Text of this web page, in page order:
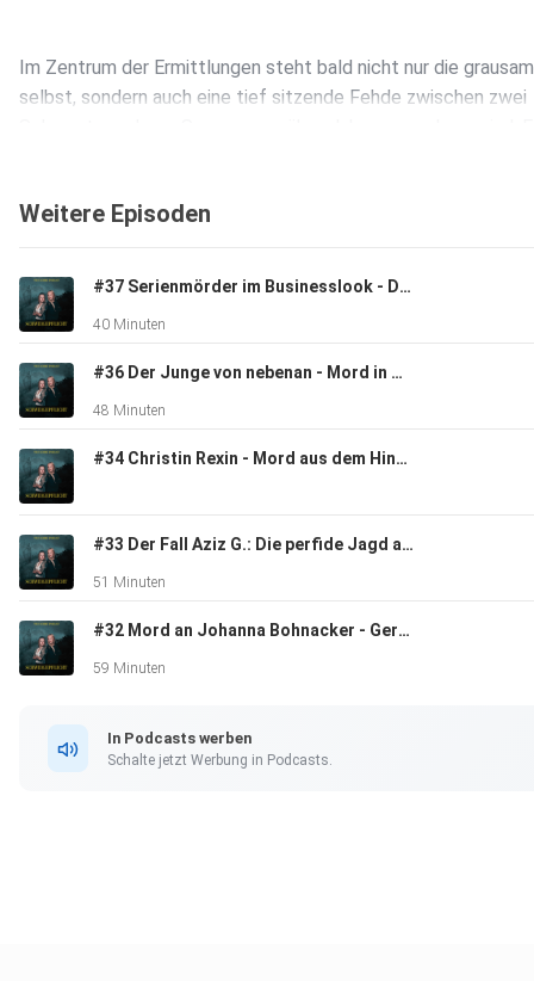
Im Zentrum der Ermittlungen steht bald nicht nur die
selbst, sondern auch eine tief sitzende Fehde zwischen zwei
Weitere Episoden
#37 Serienmörder im Businesslook - Die zwei Leben des Hartmut Methling
40 Minuten
#36 Der Junge von nebenan - Mord in Herne 2017
48 Minuten
#34 Christin Rexin - Mord aus dem Hinterhalt
#33 Der Fall Aziz G.: Die perfide Jagd auf Studentinnen in Lübeck
51 Minuten
#32 Mord an Johanna Bohnacker - Gerechtigkeit nach 18 Jahren
59 Minuten
In Podcasts werben
Schalte jetzt Werbung in Podcasts.